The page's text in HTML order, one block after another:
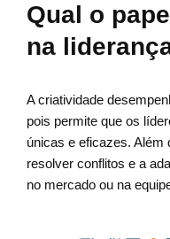
Qual o
na
A criatividade
pois permite que os
únicas e eficazes. Além
resolver conflitos e a
no mercado ou na